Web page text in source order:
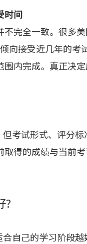
时间
完全一致。很多
向接受近几年的
内完成。真正决
考试形式、评分
得的成绩与当前
?
自己的学习阶段越